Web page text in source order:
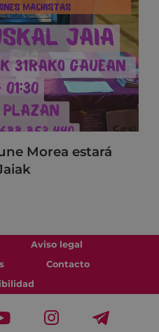
Morea estará
Aviso legal
Contacto